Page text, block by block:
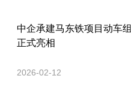
中企承建马东铁项目动车组
正式亮相
2026-02-12